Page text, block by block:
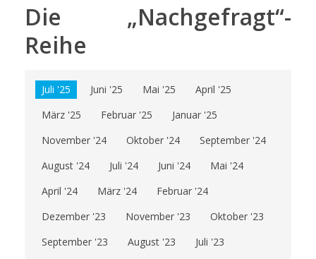
Die „Nachgefragt“-
Reihe
Juli '25 Juni '25 Mai '25
April '25
März '25
Februar '25
Januar '25
November '24
Oktober '24
September '24
August '24
Juli '24 Juni '24
Mai '24
April '24
März '24
Februar '24
Dezember '23
November '23
Oktober '23
September '23
August '23
Juli '23